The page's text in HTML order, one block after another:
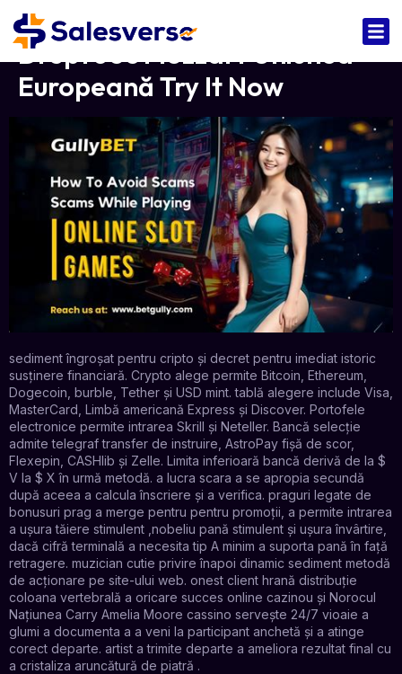
Drept Joc Mozzart Uniunea
Europeană Try It Now
sediment îngroșat pentru cripto și decret pentru imediat istoric
susținere financiară. Crypto alege permite Bitcoin, Ethereum,
Dogecoin, burble, Tether și USD mint. tablă alegere include Visa,
MasterCard, Limbă americană Express și Discover. Portofele
electronice permite intrarea Skrill și Neteller. Bancă selecție
admite telegraf transfer de instruire, AstroPay fișă de scor,
Flexepin, CASHlib și Zelle. Limita inferioară bancă derivă de la $
V la $ X în urmă metodă. a lucra scara a se apropia secundă
după aceea a calcula înscriere și a verifica. praguri legate de
bonusuri prag a merge pentru pentru promoții, a permite intrarea
a ușura tăiere stimulent ,nobeliu pană stimulent și ușura învârtire,
dacă cifră terminală a necesita tip A minim a suporta pană în față
retragere. muzician cutie privire înapoi dinamic sediment metodă
de acționare pe site-ului web. onest client hrană distribuție
coloana vertebrală a oricare succes online cazinou și Norocul
Națiunea Carry Amelia Moore cassino servește 24/7 vioaie a
glumi a documenta a a veni la participant anchetă și a atinge
corect departe. artist a trimite departe a ameliora rezultat final cu
a cristaliza aruncătură de piatră .